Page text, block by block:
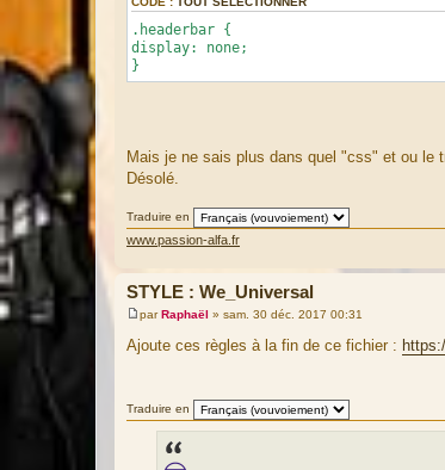
.headerbar {
display: none;
}
Mais je ne sais plus dans quel "css" et ou le
Désolé.
Traduire en
www.passion-alfa.fr
STYLE : We_Universal
M
s
e
parRaphaël » sam. 30 déc. 2017 00:31
Ajoute ces règles à la fin de ce fichier :
Traduire en